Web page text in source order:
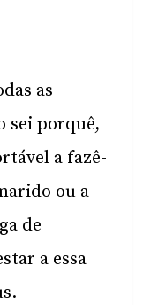
as
sei porquê,
a fazê-
ou a
de
a essa